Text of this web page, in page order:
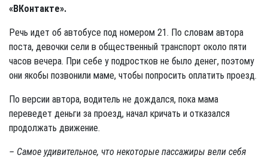
«ВКонтакте».
Речь идет об автобусе под номером 21. По словам автора
поста, девочки сели в общественный транспорт около пяти
часов вечера. При себе у подростков не было денег, поэтому
они якобы позвонили маме, чтобы попросить оплатить проезд.
По версии автора, водитель не дождался, пока мама
переведет деньги за проезд, начал кричать и отказался
продолжать движение.
– Самое удивительное, что некоторые пассажиры вели себя